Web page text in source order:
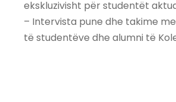
ekskluzivisht për studentët
– Intervista pune dhe takime
të studentëve dhe alumni të